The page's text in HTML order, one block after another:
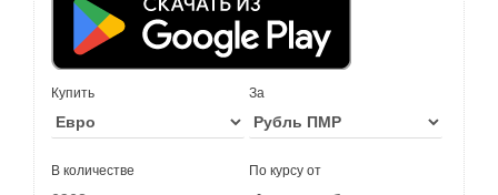
Купить За
В количестве По курсу от